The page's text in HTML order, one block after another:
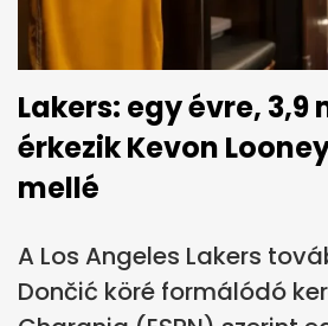
Lakers: egy évre, 3,9
érkezik Kevon
mellé
A Los Angeles Lakers
Dončić köré formálódó